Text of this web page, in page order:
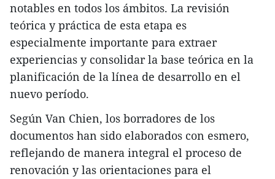
notables en todos los ámbitos. La revisión
teórica y práctica de esta etapa es
especialmente importante para extraer
experiencias y consolidar la base teórica en la
planificación de la línea de desarrollo en el
nuevo período.
Según Van Chien, los borradores de los
documentos han sido elaborados con esmero,
reflejando de manera integral el proceso de
renovación y las orientaciones para el